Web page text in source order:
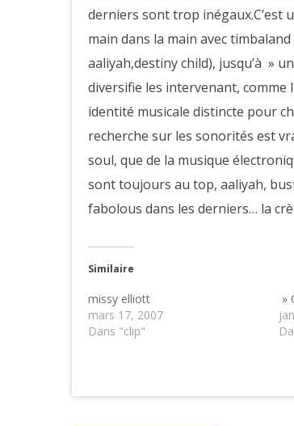
derniers sont trop inégaux.C’est
main dans la main avec
aaliyah,destiny child), jusqu’à »
diversifie les intervenant, comme
identité musicale distincte pour
recherche sur les sonorités est
soul, que de la musique
sont toujours au top, aaliyah,
fabolous dans les derniers… la
Similaire
missy elliott
mars 17, 2007
Dans "clip"
»